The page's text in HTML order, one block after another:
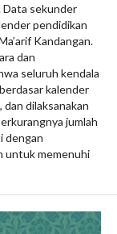
Data sekunder
pendidikan
Kandangan.
dan
seluruh kendala
kalender
dilaksanakan
jumlah
dengan
untuk memenuhi